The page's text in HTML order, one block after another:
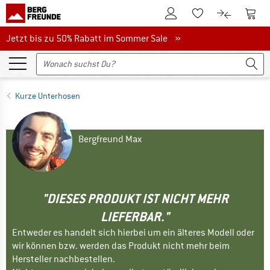
Zum KundenkontoZum Merkzettel.
Zum Zum
Jetzt bis zu 50% Rabatt im Sommer Sale
Jetzt bis zu 50% Rabatt im Sommer Sale »
Kurze Unterhosen
Bergfreund Max
"DIESES PRODUKT IST NICHT MEHR
LIEFERBAR."
Entweder es handelt sich hierbei um ein älteres Modell oder
wir können bzw. werden das Produkt nicht mehr beim
Hersteller nachbestellen.